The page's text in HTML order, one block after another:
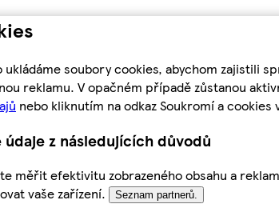
soubory cookies, abychom zajistili
reklamu. V opačném případě zůstanou
nebo kliknutím na odkaz Soukromí a
z následujících důvodů
měřit efektivitu zobrazeného obsahu a
vaše zařízení.
Seznam partnerů.